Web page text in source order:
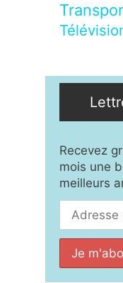
Recevez
mois une
meilleurs